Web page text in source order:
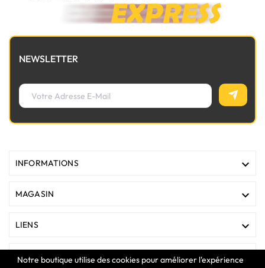
Notre boutique utilise des cookies pour améliorer l'expérience
NEWSLETTER
INFORMATIONS 
MAGASIN 
LIENS 
VOTRE COMPTE 